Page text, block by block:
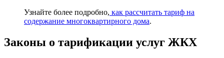
Узнайте более подробно, как рассчитать тариф на
содержание многоквартирного дома.
Законы о тарификации услуг ЖКХ